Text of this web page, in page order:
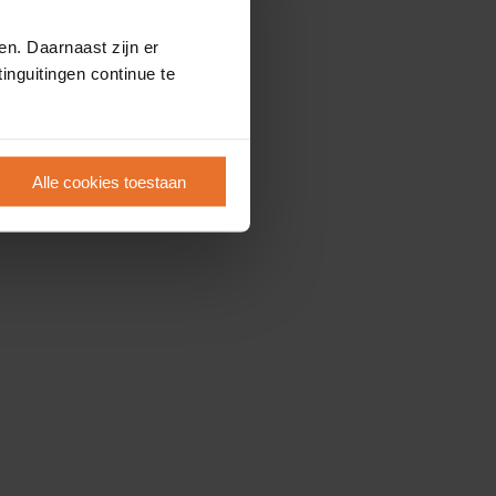
Daarnaast zijn er
continue te
Alle cookies toestaan